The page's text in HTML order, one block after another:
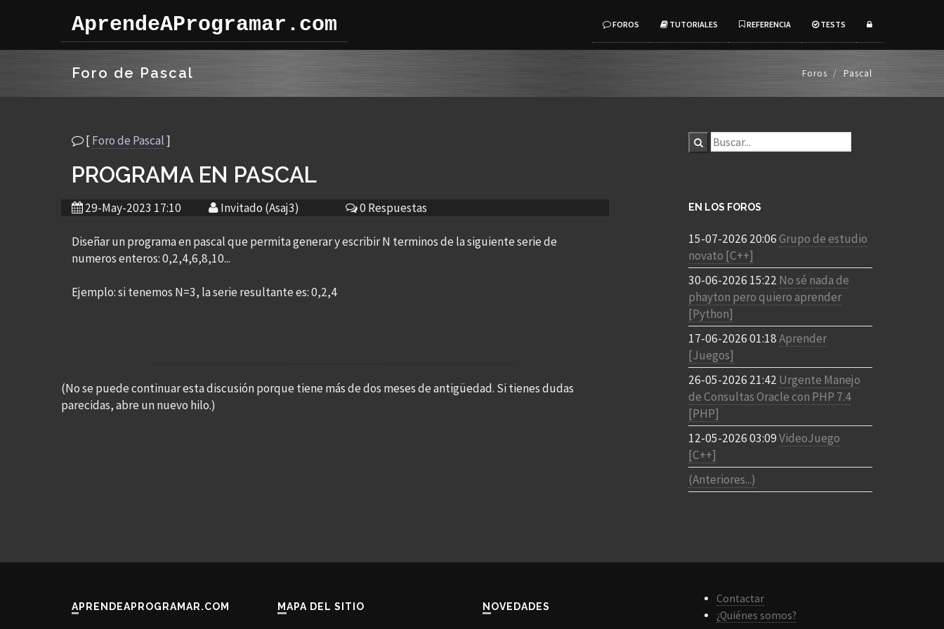
AprendeAProgramar.com FOROS TUTORIALES REFERENCIA TESTS
Foro de Pascal Foros Pascal
[Foro de Pascal]
PROGRAMA EN PASCAL
29-May-2023 17:10 Invitado (Asaj3) 0 Respuestas
Diseñar un programa en pascal que permita generar y escribir N terminos de la siguiente serie de
numeros enteros: 0,2,4,6,8,10...
Ejemplo: si tenemos N=3, la serie resultante es: 0,2,4
(No se puede continuar esta discusión porque tiene más de dos meses de antigüedad. Si tienes dudas
parecidas, abre un nuevo hilo.)
EN LOS FOROS
15-07-2026 20:06Grupo de estudio
novato [C++]
30-06-2026 15:22 No sé nada de
phayton pero quiero aprender
[Python]
17-06-2026 01:18Aprender
[Juegos]
26-05-2026 21:42 Urgente Manejo
de Consultas Oracle con PHP 7.4
[PHP]
12-05-2026 03:09VideoJuego
[C++]
(Anteriores...)
APRENDEAPROGRAMAR.COM MAPA DEL SITIO NOVEDADES
Contactar
¿Quiénes somos?